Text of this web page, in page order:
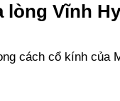
lòng Vĩnh Hy
cách cổ kính